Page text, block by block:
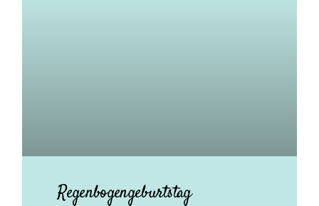
Regenbogengeburtstag